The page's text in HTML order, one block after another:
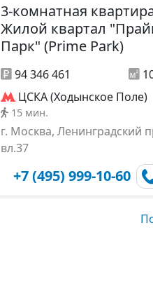
3-комнатная
Жилой квартал
Парк" (Prime Park)
94 346 461
ЦСКА (Ходынское Поле)
15 мин.
г. Москва, Ленинградский
вл.37
+7 (495) 999-10-60